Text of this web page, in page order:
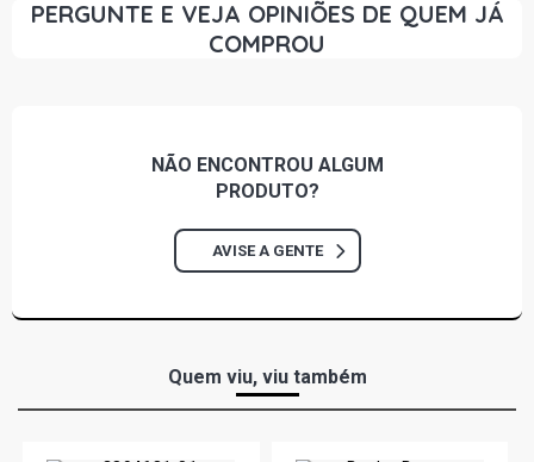
PERGUNTE E VEJA OPINIÕES DE QUEM JÁ
COMPROU
NÃO ENCONTROU ALGUM
PRODUTO?
AVISE A GENTE
Quem viu, viu também